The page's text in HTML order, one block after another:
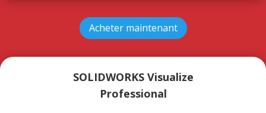
Acheter maintenant
SOLIDWORKS Visualize
Professional